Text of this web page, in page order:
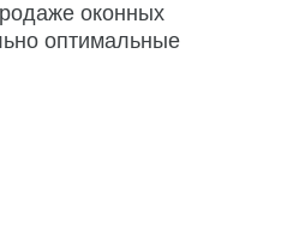
оконных
оптимальные